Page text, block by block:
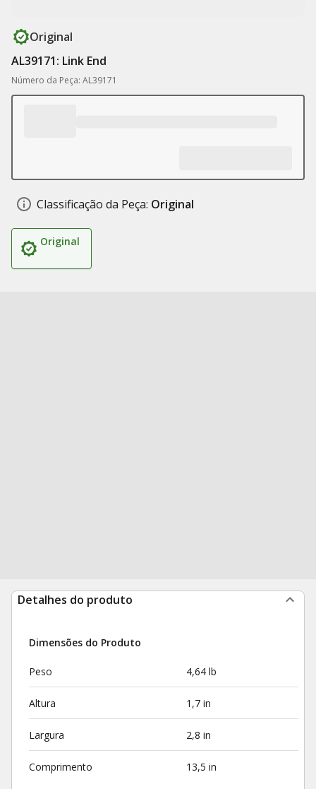
Original
AL39171: Link End
Número da Peça: AL39171
Classificação da Peça: Original
Original
Detalhes do produto
Dimensões do Produto
Peso 4,64 lb
Altura 1,7 in
Largura 2,8 in
Comprimento 13,5 in